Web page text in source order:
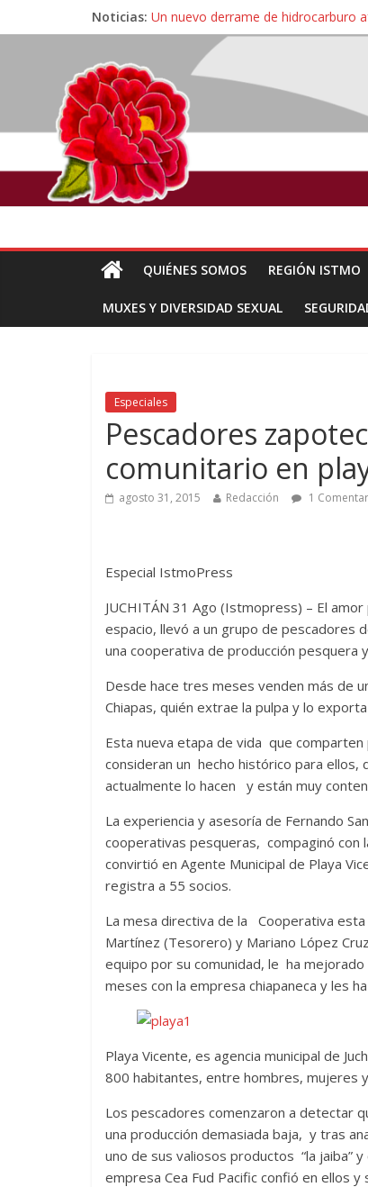
Noticias: Un nuevo derrame de hidrocarburo
Ángel, el joven autista expulsado
Familiares de periodista Alejandro
Alertan pescadores de Juchitán,
Pescadores y comuneros ikoots
QUIÉNES SOMOS REGIÓN ISTMO
MUXES Y DIVERSIDAD SEXUAL
Especiales
Pescadores
comunitario en
agosto 31, 2015 Redacción 1
Especial IstmoPress
JUCHITÁN 31 Ago (Istmopress) – El
espacio, llevó a un grupo de pescadores
una cooperativa de producción pesquera
Desde hace tres meses venden más de
Chiapas, quién extrae la pulpa y lo
Esta nueva etapa de vida que
consideran un hecho histórico para
actualmente lo hacen y están muy
La experiencia y asesoría de Fernando
cooperativas pesqueras, compaginó con
convirtió en Agente Municipal de Playa
registra a 55 socios.
La mesa directiva de la Cooperativa
Martínez (Tesorero) y Mariano López
equipo por su comunidad, le ha
meses con la empresa chiapaneca y les
Playa Vicente, es agencia municipal de
800 habitantes, entre hombres, mujeres
Los pescadores comenzaron a detectar
una producción demasiada baja, y tras
uno de sus valiosos productos “la jaiba”
empresa Cea Fud Pacific confió en ellos